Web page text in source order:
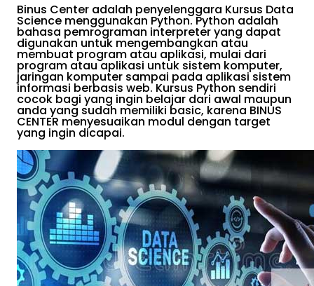
Binus Center adalah penyelenggara Kursus Data
Science menggunakan Python. Python adalah
bahasa pemrograman interpreter yang dapat
digunakan untuk mengembangkan atau
membuat program atau aplikasi, mulai dari
program atau aplikasi untuk sistem komputer,
jaringan komputer sampai pada aplikasi sistem
informasi berbasis web. Kursus Python sendiri
cocok bagi yang ingin belajar dari awal maupun
anda yang sudah memiliki basic, karena BINUS
CENTER menyesuaikan modul dengan target
yang ingin dicapai.